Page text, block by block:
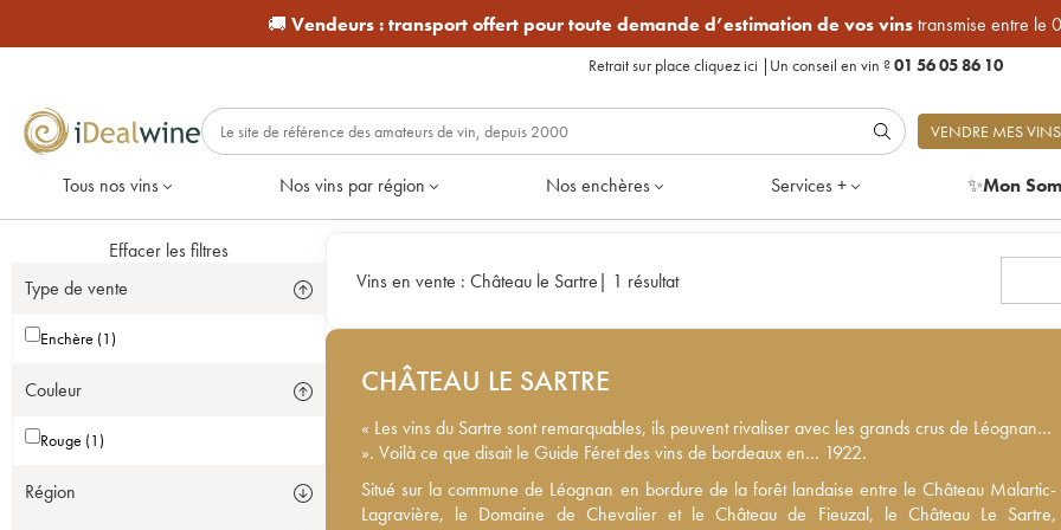
🚚 Vendeurs :transport offert pour toute demande d’estimation de vos vinstransmise entre le
Retrait sur place cliquez ici | Un conseil en vin ?01 56 05 86 10
VENDRE MES VINS
Tous nos vins Nos vins par région Nos enchères Services + ✨Mon
Effacer les filtres
Type de vente
Enchère (1)
Couleur
Rouge (1)
Région
Vins en vente : Château le Sartre| 1 résultat
CHÂTEAU LE SARTRE
« Les vins du Sartre sont remarquables, ils peuvent rivaliser avec les grands crus de Léognan…
». Voilà ce que disait le Guide Féret des vins de bordeaux en… 1922.
Situé sur la commune de Léognan en bordure de la forêt landaise entre le Château Malartic-
Lagravière, le Domaine de Chevalier et le Château de Fieuzal, le Château Le Sartre,
Situé sur la commune de Léognan en bordure de la forêt landaise entre le Château Malartic-
Lagravière, le Domaine de Chevalier et le Château de Fieuzal, le Château Le Sartre,